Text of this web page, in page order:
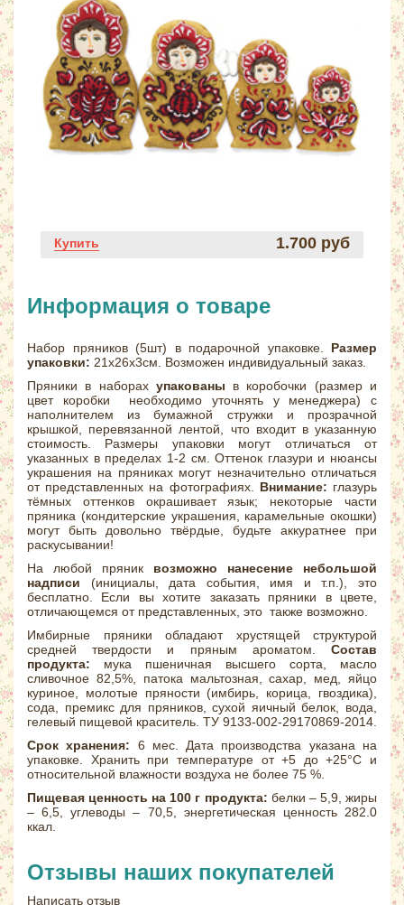
Купить 1.700 руб
Информация о товаре
Набор пряников (5шт) в подарочной упаковке. Размер
упаковки: 21х26х3см. Возможен индивидуальный заказ.
Пряники в наборах упакованы в коробочки (размер и
цвет коробки необходимо уточнять у менеджера) с
наполнителем из бумажной стружки и прозрачной
крышкой, перевязанной лентой, что входит в указанную
стоимость. Размеры упаковки могут отличаться от
указанных в пределах 1-2 см. Оттенок глазури и нюансы
украшения на пряниках могут незначительно отличаться
от представленных на фотографиях. Внимание: глазурь
тёмных оттенков окрашивает язык; некоторые части
пряника (кондитерские украшения, карамельные окошки)
могут быть довольно твёрдые, будьте аккуратнее при
раскусывании!
На любой пряник возможно нанесение небольшой
надписи (инициалы, дата события, имя и т.п.), это
бесплатно. Если вы хотите заказать пряники в цвете,
отличающемся от представленных, это также возможно.
Имбирные пряники обладают хрустящей структурой
средней твердости и пряным ароматом.
Состав
продукта: мука пшеничная высшего сорта, масло
сливочное 82,5%, патока мальтозная, сахар, мед, яйцо
куриное, молотые пряности (имбирь, корица, гвоздика),
сода, премикс для пряников, сухой яичный белок, вода,
гелевый пищевой краситель. ТУ 9133-002-29170869-2014.
Срок хранения: 6 мес. Дата производства указана на
упаковке. Хранить при температуре от +5 до +25°С и
относительной влажности воздуха не более 75 %.
Пищевая ценность на 100 г продукта: белки – 5,9, жиры
– 6,5, углеводы – 70,5, энергетическая ценность 282.0
ккал.
Отзывы наших покупателей
Написать отзыв